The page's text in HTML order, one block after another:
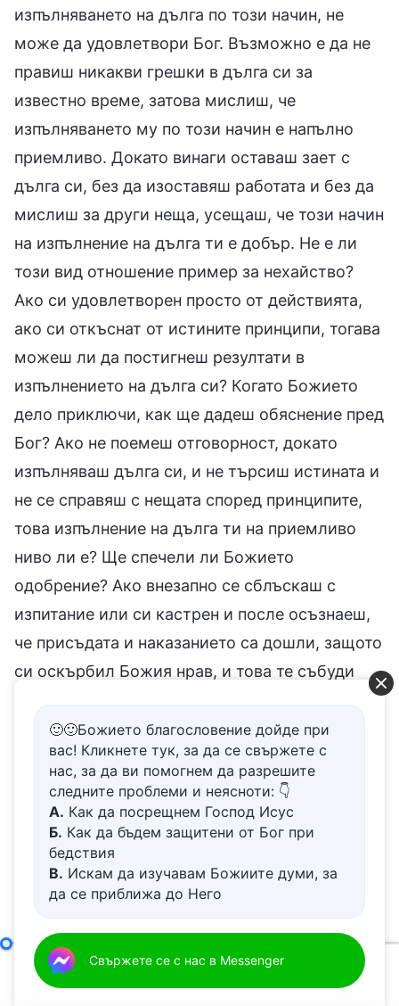
изпълняването на дълга по този начин, не
може да удовлетвори Бог. Възможно е да не
правиш никакви грешки в дълга си за
известно време, затова мислиш, че
изпълняването му по този начин е напълно
приемливо. Докато винаги оставаш зает с
дълга си, без да изоставяш работата и без да
мислиш за други неща, усещаш, че този начин
на изпълнение на дълга ти е добър. Не е ли
този вид отношение пример за нехайство?
Ако си удовлетворен просто от действията,
ако си откъснат от истините принципи, тогава
можеш ли да постигнеш резултати в
изпълнението на дълга си? Когато Божието
дело приключи, как ще дадеш обяснение пред
Бог? Ако не поемеш отговорност, докато
изпълняваш дълга си, и не търсиш истината и
не се справяш с нещата според принципите,
това изпълнение на дълга ти на приемливо
ниво ли е? Ще спечели ли Божието
одобрение? Ако внезапно се сблъскаш с
изпитание или си кастрен и после осъзнаеш,
че присъдата и наказанието са дошли, защото
си оскърбил Божия нрав, и това те събуди
рязко от съня ти и те накара най-накрая да се
стегнеш за няколко дни, това нормално
състояние за навлизането в живота ли е? (Не.)
Привидната промяна в теб, след като си
кастрен, е като болката след удара на
камшика. Имаш малко познание за себе си.
Отвън може да изглежда сякаш сте
пораснали малко и че сте се поучили от
субективно погледнато, ако хората не
осъзнават или не схващат изобщо собствения
🙂🙂Божието благословение дойде при
вас! Кликнете тук, за да се свържете с
нас, за да ви помогнем да разрешите
следните проблеми и неясноти: 👇
А. Как да посрещнем Господ Исус
Б. Как да бъдем защитени от Бог при
бедствия
В. Искам да изучавам Божиите думи, за
да се приближа до Него
живот
Д.Имам молба за молитва
Свържете се с нас в Messenger